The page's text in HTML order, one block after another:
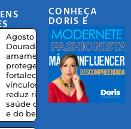
Agosto
Dourado:
amamentação
protege,
fortalece
vínculos e
reduz riscos à
saúde da mãe
e do bebê
CONHEÇA
DORIS E
EQUIPE